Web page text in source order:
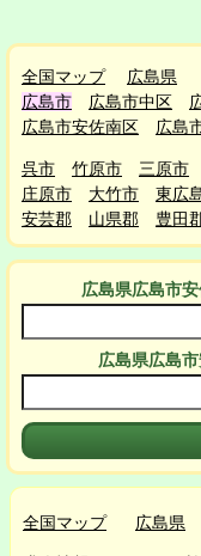
全国マップ
広島県
広島市
広島市中区
広島市安佐南区
広島
呉市 竹原市 三原市
庄原市
大竹市 東広
安芸郡
山県郡 豊田
広島県広島市
広島県広島
全国マップ 広島県